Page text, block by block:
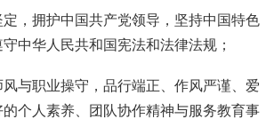
定，拥护中国共产党领导，坚持中国特色
中华人民共和国宪法和法律法规；
风与职业操守，品行端正、作风严谨、爱
个人素养、团队协作精神与服务教育事